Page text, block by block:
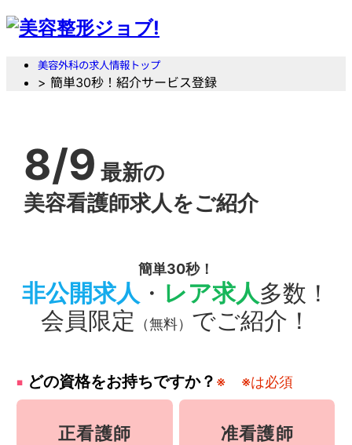
美容外科の求人情報トップ
> 簡単30秒！紹介サービス登録
8/9 最新の
美容看護師求人をご紹介
簡単30秒！
非公開求人 ・ レア求人多数！
会員限定
（無料） でご紹介！
どの資格をお持ちですか？ ※ ※は必須
正看護師 准看護師